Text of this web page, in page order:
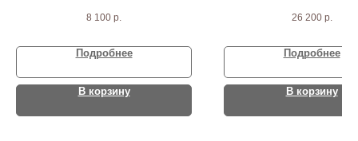
зеленых шаров
8 100 р.
Подробнее
В корзину
26 200 р.
Подробнее
В корзину